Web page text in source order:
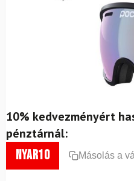
10% kedvezményért
pénztárnál:
nyar10 Másolás a